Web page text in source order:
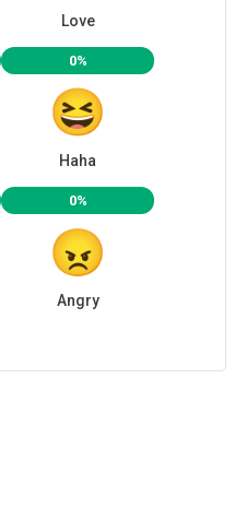
Love
0%
Haha
0%
Angry